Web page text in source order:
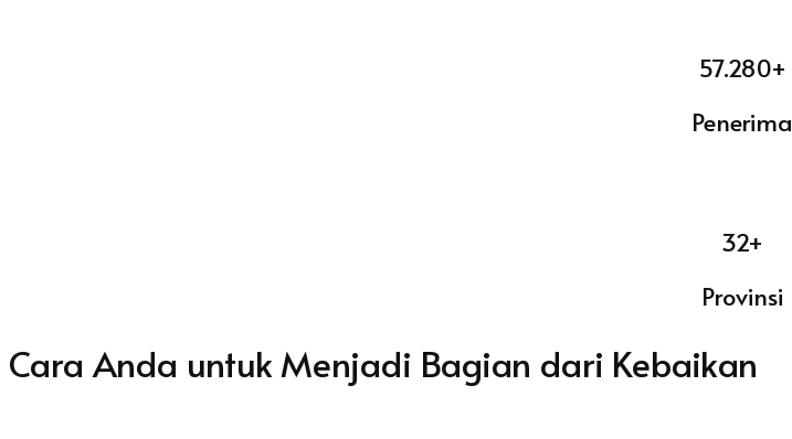
57.280+
Penerima
32+
Provinsi
Cara Anda untuk Menjadi Bagian dari Kebaikan